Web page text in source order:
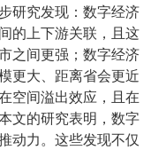
研究发现：数字经济
的上下游关联，且这
之间更强；数字经济
更大、距离省会更近
空间溢出效应，且在
文的研究表明，数字
动力。这些发现不仅